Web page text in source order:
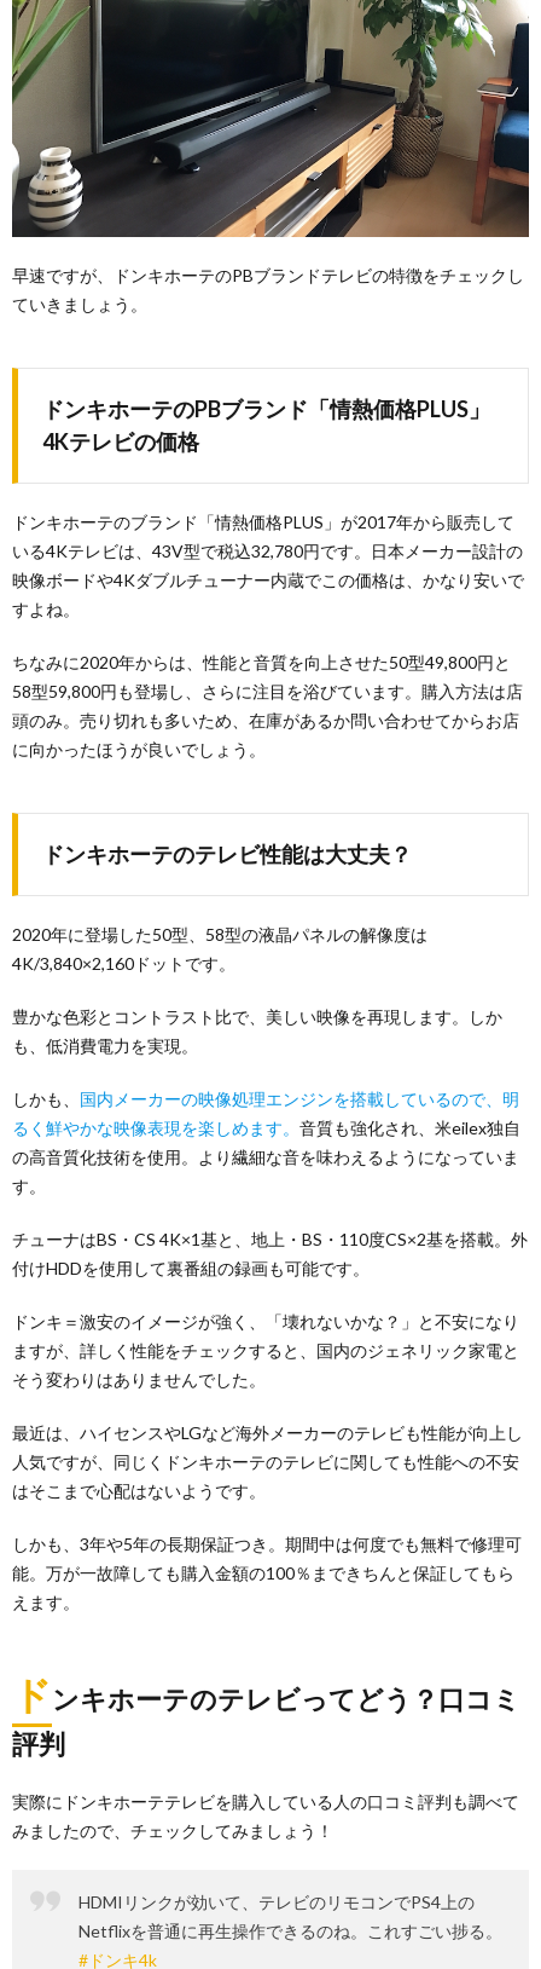
早速ですが、ドンキホーテのPBブランドテレビの特徴をチェックし
ていきましょう。
ドンキホーテのPBブランド「情熱価格PLUS」
4Kテレビの価格
ドンキホーテのブランド「情熱価格PLUS」が2017年から販売して
いる4Kテレビは、43V型で税込32,780円です。日本メーカー設計の
映像ボードや4Kダブルチューナー内蔵でこの価格は、かなり安いで
すよね。
ちなみに2020年からは、性能と音質を向上させた50型49,800円と
58型59,800円も登場し、さらに注目を浴びています。購入方法は店
頭のみ。売り切れも多いため、在庫があるか問い合わせてからお店
に向かったほうが良いでしょう。
ドンキホーテのテレビ性能は大丈夫？
2020年に登場した50型、58型の液晶パネルの解像度は
4K/3,840×2,160ドットです。
豊かな色彩とコントラスト比で、美しい映像を再現します。しか
も、低消費電力を実現。
しかも、 国内メーカーの映像処理エンジンを搭載しているので、明
るく鮮やかな映像表現を楽しめます。 音質も強化され、米eilex独自
の高音質化技術を使用。より繊細な音を味わえるようになっていま
す。
チューナはBS・CS 4K×1基と、地上・BS・110度CS×2基を搭載。外
付けHDDを使用して裏番組の録画も可能です。
ドンキ＝激安のイメージが強く、「壊れないかな？」と不安になり
ますが、詳しく性能をチェックすると、国内のジェネリック家電と
そう変わりはありませんでした。
最近は、ハイセンスやLGなど海外メーカーのテレビも性能が向上し
人気ですが、同じくドンキホーテのテレビに関しても性能への不安
はそこまで心配はないようです。
しかも、3年や5年の長期保証つき。期間中は何度でも無料で修理可
能。万が一故障しても購入金額の100％まできちんと保証してもら
えます。
ドンキホーテのテレビってどう？口コミ
評判
実際にドンキホーテテレビを購入している人の口コミ評判も調べて
みましたので、チェックしてみましょう！
HDMIリンクが効いて、テレビのリモコンでPS4上の
Netflixを普通に再生操作できるのね。これすごい捗る。
#ドンキ4k